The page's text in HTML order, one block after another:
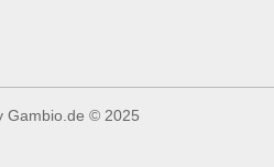
Gambio.de © 2025